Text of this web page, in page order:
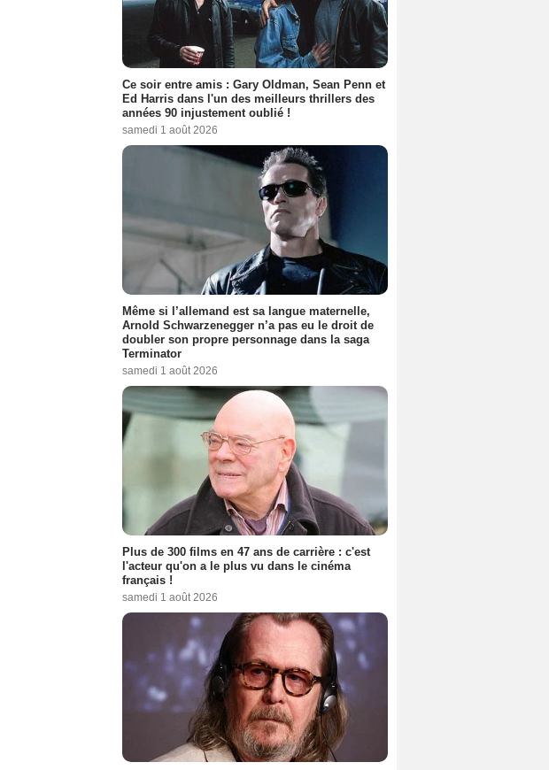
Ce soir entre amis : Gary Oldman, Sean Penn et
Ed Harris dans l'un des meilleurs thrillers des
années 90 injustement oublié !
samedi 1 août 2026
Même si l’allemand est sa langue maternelle,
Arnold Schwarzenegger n’a pas eu le droit de
doubler son propre personnage dans la saga
Terminator
samedi 1 août 2026
Plus de 300 films en 47 ans de carrière : c'est
l'acteur qu'on a le plus vu dans le cinéma
français !
samedi 1 août 2026